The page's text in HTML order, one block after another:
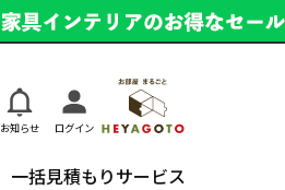
お知らせ ログイン
一括見積もりサービス